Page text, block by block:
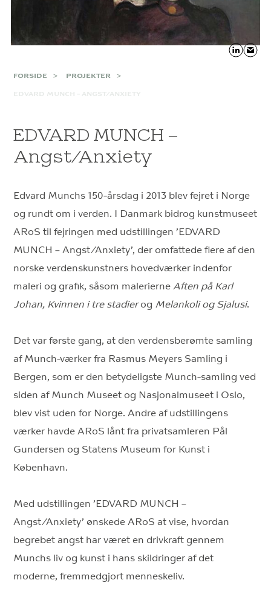
FORSIDE PROJEKTER
EDVARD MUNCH –
Angst/Anxiety
Edvard Munchs 150-årsdag i 2013 blev fejret i Norge
og rundt om i verden. I Danmark bidrog kunstmuseet
ARoS til fejringen med udstillingen ’EDVARD
MUNCH – Angst/Anxiety’, der omfattede flere af den
norske verdenskunstners hovedværker indenfor
maleri og grafik, såsom malerierne Aften på Karl
Johan, Kvinnen i tre stadierog Melankoli og Sjalusi.
Det var første gang, at den verdensberømte samling
af Munch-værker fra Rasmus Meyers Samling i
Bergen, som er den betydeligste Munch-samling ved
siden af Munch Museet og Nasjonalmuseet i Oslo,
blev vist uden for Norge. Andre af udstillingens
værker havde ARoS lånt fra privatsamleren Pål
Gundersen og Statens Museum for Kunst i
København.
Med udstillingen ’EDVARD MUNCH –
Angst/Anxiety’ ønskede ARoS at vise, hvordan
begrebet angst har været en drivkraft gennem
Munchs liv og kunst i hans skildringer af det
moderne, fremmedgjort menneskeliv.